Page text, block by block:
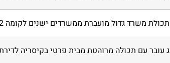
תכולת משרד גדול מועברת ממשרדים ישנים לקומה 2 בקיסריה עצמה
עובר עם תכולה מרוהטת מבית פרטי בקיסריה